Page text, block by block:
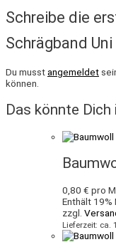
Schreibe die
Schrägband
Du musstangemeldet
können.
Das könnte
0,80 € pro
Enthält 19%
zzgl.
Lieferzeit: ca.